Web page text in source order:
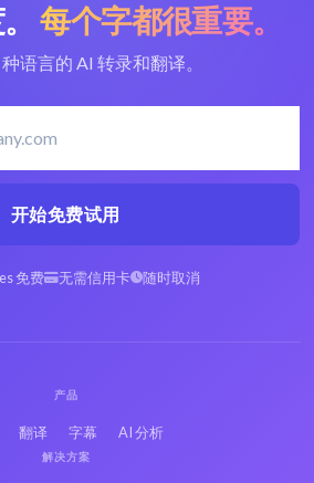
每个字都很重要。
语言的 AI 转录和翻译。
开始免费试用
免费 无需信用卡 随时取消
产品
翻译 字幕 AI 分析
解决方案